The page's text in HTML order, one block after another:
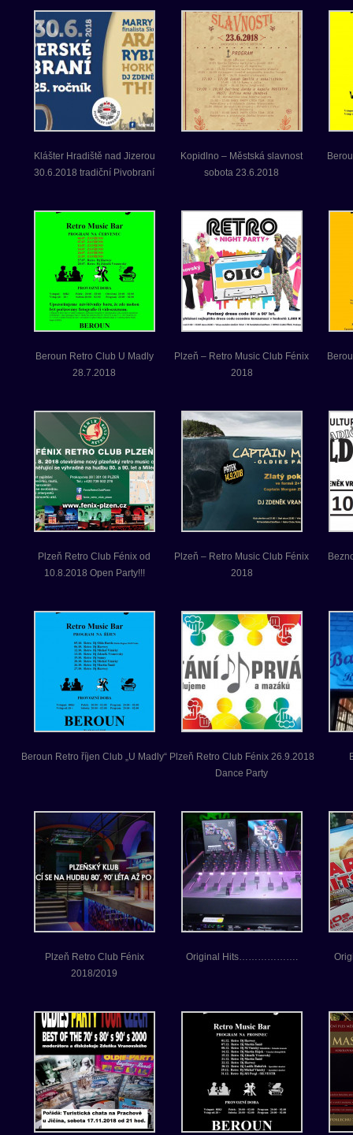
Klášter Hradiště nad Jizerou
30.6.2018 tradiční Pivobraní
Kopidlno – Městská slavnost
sobota 23.6.2018
Beroun Retro Club U Madly
28.7.2018
Plzeň – Retro Music Club Fénix
2018
Plzeň Retro Club Fénix od
10.8.2018 Open Party!!!
Plzeň – Retro Music Club Fénix
2018
Beroun Retro říjen Club „U Madly“ Plzeň Retro Club Fénix 26.9.2018
Dance Party
Plzeň Retro Club Fénix
2018/2019
Original Hits……………….